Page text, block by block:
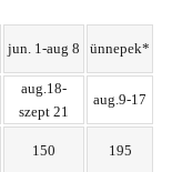
jun. 1-aug 8 ünnepek*
aug.18-
szept 21
aug.9-17
150 195